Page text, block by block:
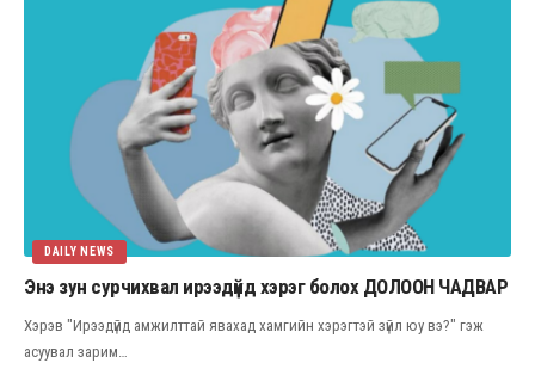
DAILY NEWS
Энэ зун сурчихвал ирээдүйд хэрэг болох ДОЛООН ЧАДВАР
Хэрэв "Ирээдүйд амжилттай явахад хамгийн хэрэгтэй зүйл юу вэ?" гэж
асуувал зарим…